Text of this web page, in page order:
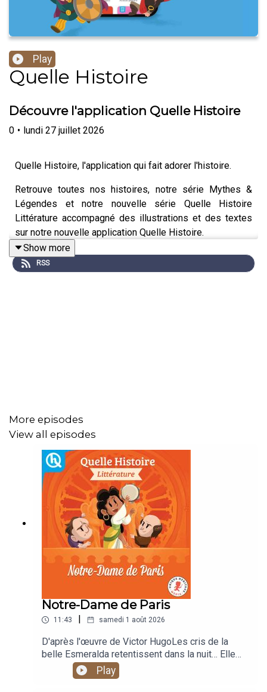
Play
Quelle Histoire
Découvre l'application Quelle Histoire
0 • lundi 27 juillet 2026
Quelle Histoire, l'application qui fait adorer l'histoire.
Retrouve toutes nos histoires, notre série Mythes &
Légendes et notre nouvelle série Quelle Histoire
Littérature accompagné des illustrations et des textes
sur notre nouvelle application Quelle Histoire.
Des plus belles civilisations de l'antiquité aux plus
grands conflits contemporains, des plus grands mythes
https://onelink.to/pnfzmk
https://quellehistoire.com/application-audio/
Show more
RSS
More episodes
View all episodes
Notre-Dame de Paris
11:43 | samedi 1 août 2026
D'après l'œuvre de Victor HugoLes cris de la
belle Esmeralda retentissent dans la nuit… Elle
vient d’être enlevée par Quasimodo, le « bossu
de Notre-Dame » ! Le capitaine Phœbus délivre
Play